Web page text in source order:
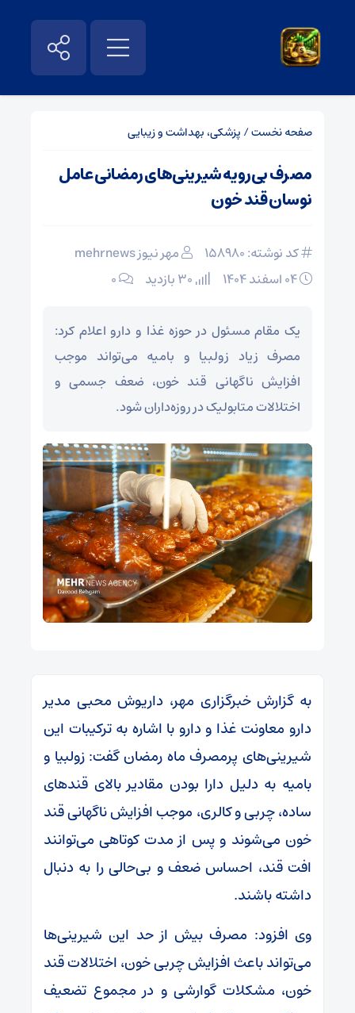
صفحه نخست/ پزشکی، بهداشت و زیبایی
مصرف بی‌رویه شیرینی‌های رمضانی عامل
نوسان قند خون
کد نوشته: 158980
مهر نیوز mehrnews
۰
یک مقام مسئول در حوزه غذا و دارو اعلام کرد:
مصرف زیاد زولبیا و بامیه می‌تواند موجب
افزایش ناگهانی قند خون، ضعف جسمی و
اختلالات متابولیک در روزه‌داران شود.
به گزارش خبرگزاری مهر، داریوش محبی مدیر
دارو معاونت غذا و دارو با اشاره به ترکیبات این
شیرینی‌های پرمصرف ماه رمضان گفت: زولبیا و
بامیه به دلیل دارا بودن مقادیر بالای قندهای
ساده، چربی و کالری، موجب افزایش ناگهانی قند
خون می‌شوند و پس از مدت کوتاهی می‌توانند
افت قند، احساس ضعف و بی‌حالی را به دنبال
داشته باشند.
وی افزود: مصرف بیش از حد این شیرینی‌ها
می‌تواند باعث افزایش چربی خون، اختلالات قند
خون، مشکلات گوارشی و در مجموع تضعیف